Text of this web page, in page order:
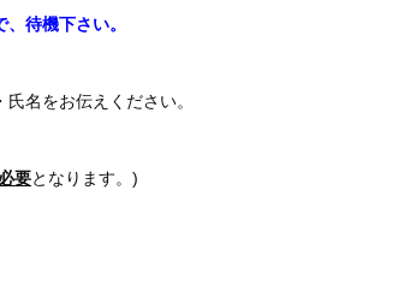
待機下さい。
名をお伝えください。
要となります。)